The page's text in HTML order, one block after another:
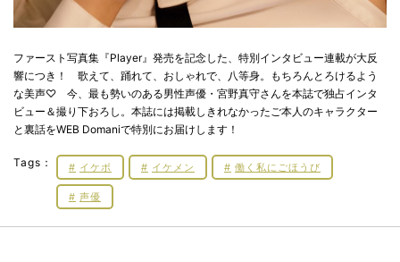
ファースト写真集『Player』発売を記念した、特別インタビュー連載が大反
響につき！ 歌えて、踊れて、おしゃれで、八等身。もちろんとろけるよう
な美声♡ 今、最も勢いのある男性声優・宮野真守さんを本誌で独占インタ
ビュー＆撮り下おろし。本誌には掲載しきれなかったご本人のキャラクター
と裏話をWEB Domaniで特別にお届けします！
Tags： イケボ イケメン 働く私にごほうび
声優